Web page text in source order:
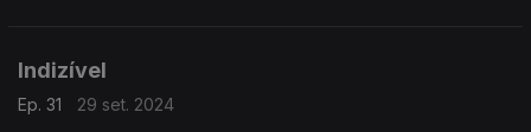
Indizível
Ep. 31 29 set. 2024